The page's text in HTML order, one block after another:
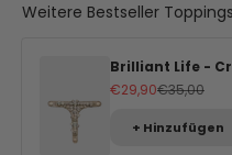
Weitere Bestseller Toppings
Brilliant Life -
Angebot
€29,90Regulärer
€35,00
+ Hinzufügen